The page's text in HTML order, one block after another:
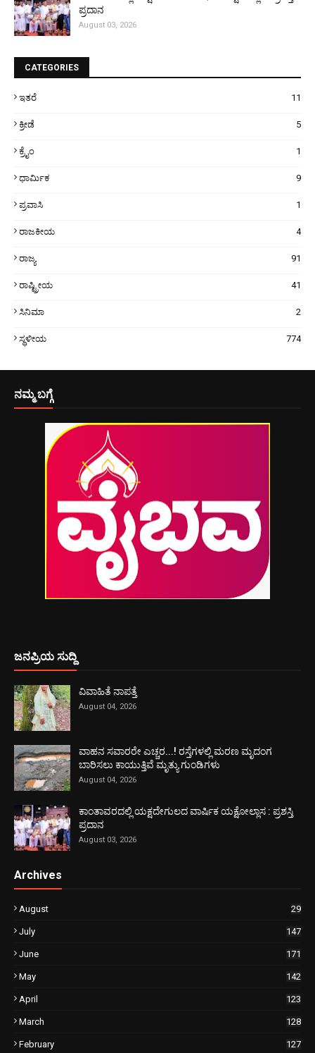
ಪ್ರದಾನ
August 03, 2026
CATEGORIES
ಇತರೆ 11
ಕ್ರೀಡೆ 5
ಕ್ರೈಂ 1
ಧಾರ್ಮಿಕ 9
ಪ್ರವಾಸಿ 1
ರಾಜಕೀಯ 4
ರಾಜ್ಯ 91
ರಾಷ್ಟ್ರೀಯ 41
ಸಿನಿಮಾ 2
ಸ್ಥಳೀಯ 774
ನಮ್ಮ ಬಗ್ಗೆ
ಜನಪ್ರಿಯ ಸುದ್ದಿ
ವಿವಾಹಿತೆ ನಾಪತ್ತೆ
August 04, 2026
ವಾಹನ ಸವಾರರೇ ಎಚ್ಚರ...! ರಸ್ತೆಗಳಲ್ಲಿ ಮರಣ ಮೃದಂಗ
ಬಾರಿಸಲು ಕಾಯುತ್ತಿವೆ ಮೃತ್ಯು ಗುಂಡಿಗಳು
August 04, 2026
ಕಾಂತಾವರದಲ್ಲಿ ಯಕ್ಷದೇಗುಲದ ವಾರ್ಷಿಕ ಯಕ್ಷೋಲ್ಲಾಸ : ಪ್ರಶಸ್ತಿ
ಪ್ರದಾನ
August 03, 2026
Archives
August 29
July 147
June 171
May 142
April 123
March 128
February 127